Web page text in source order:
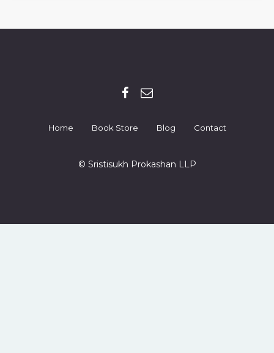
Home Book Store Blog Contact
© Sristisukh Prokashan LLP